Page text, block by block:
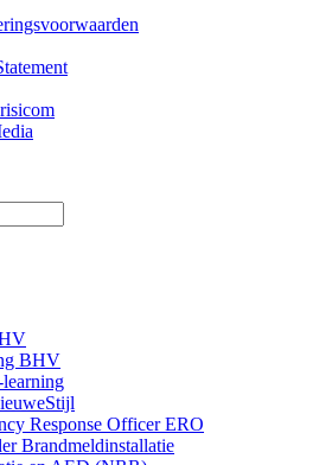
BHV
Response Officer ERO
Brandmeldinstallatie